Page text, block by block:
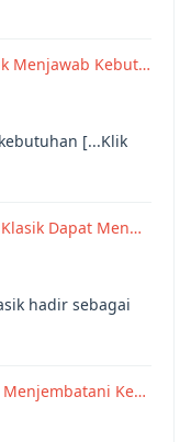
Menjawab Kebut…
[...Klik
Dapat Men…
hadir sebagai
Menjembatani Ke…